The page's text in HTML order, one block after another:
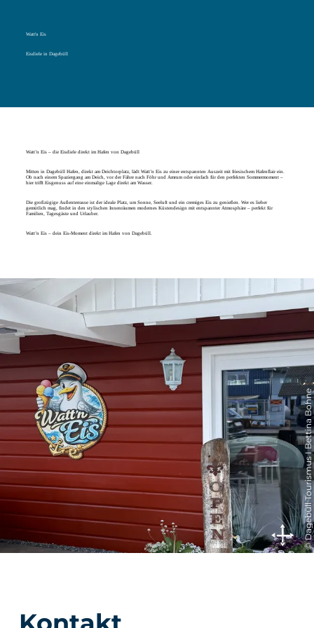
Watt'n Eis
Eisdiele in Dagebüll
Watt’n Eis – die Eisdiele direkt im Hafen von Dagebüll
Mitten in Dagebüll Hafen, direkt am Deichtorplatz, lädt Watt’n Eis zu einer entspannten Auszeit mit friesischem Hafenflair ein.
Ob nach einem Spaziergang am Deich, vor der Fähre nach Föhr und Amrum oder einfach für den perfekten Sommermoment –
hier trifft Eisgenuss auf eine einmalige Lage direkt am Wasser.
Die großzügige Außenterrasse ist der ideale Platz, um Sonne, Seeluft und ein cremiges Eis zu genießen. Wer es lieber
gemütlich mag, findet in den stylischen Innenräumen modernes Küstendesign mit entspannter Atmosphäre – perfekt für
Familien, Tagesgäste und Urlauber.
Watt’n Eis – dein Eis-Moment direkt im Hafen von Dagebüll.
© Dagebüll Tourismus I Bettina Bohne